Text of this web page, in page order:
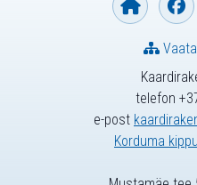
telefon
e-post
Korduma